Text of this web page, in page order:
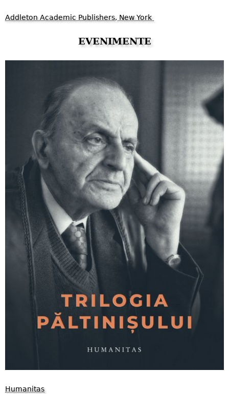
Addleton Academic Publishers, New York
EVENIMENTE
Humanitas